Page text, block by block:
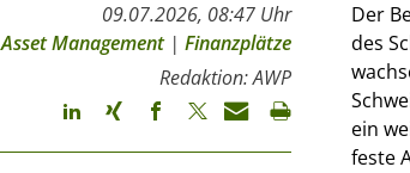
09.07.2026, 08:47 Uhr
Asset Management| Finanzplätze
Redaktion: AWP
Der
des
ein
feste